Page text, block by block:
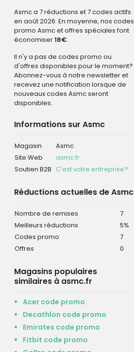
Asmc a 7 réductions et 7 codes actifs
en août 2026. En moyenne, nos codes
promo Asmc et offres spéciales font
économiser18€.
Il n'y a pas de codes promo ou
d'offres disponibles pour le moment?
Abonnez-vous à notre newsletter et
recevez une notification lorsque de
nouveaux codes Asmc seront
disponibles.
Informations sur Asmc
Magasin
Asmc
Site Web
asmc.fr
Soutien B2B C'est votre entreprise?
Réductions actuelles de Asmc
Nombre de remises
7
Meilleurs réductions
5%
Codes promo
7
Offres
0
Magasins populaires
similaires à asmc.fr
Acer code promo
Decathlon code promo
Emirates code promo
Fitbit code promo